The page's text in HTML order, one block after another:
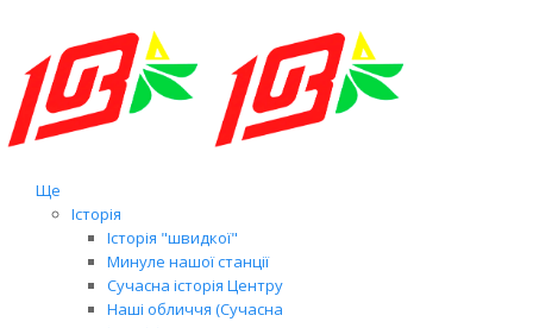
Ще
Історія
Історія "швидкої"
Минуле нашої станції
Сучасна історія Центру
Наші обличчя (Сучасна